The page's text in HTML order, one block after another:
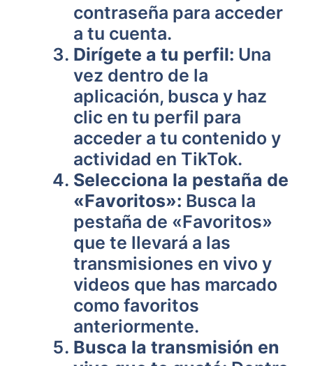
contraseña para acceder
a tu cuenta.
Dirígete a tu perfil: Una
vez dentro de la
aplicación, busca y haz
clic en tu perfil para
acceder a tu contenido y
actividad en TikTok.
Selecciona la pestaña de
«Favoritos»: Busca la
pestaña de «Favoritos»
que te llevará a las
transmisiones en vivo y
videos que has marcado
como favoritos
anteriormente.
Busca la transmisión en